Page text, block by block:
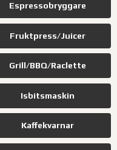
Espressobryggare
Fruktpress/Juicer
Grill/BBQ/Raclette
Isbitsmaskin
Kaffekvarnar